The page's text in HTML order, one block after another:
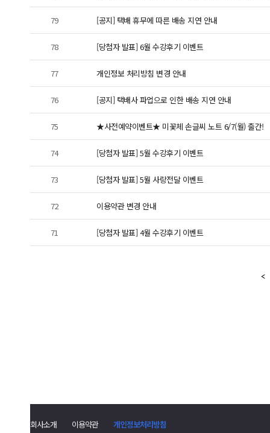
79 [공지] 택배 휴무에 따른 배송 지연 안내
78 [당첨자 발표] 6월 수강후기 이벤트
77 개인정보 처리방침 변경 안내
76 [공지] 택배사 파업으로 인한 배송 지연 안내
75 ★사전예약이벤트★ 미꽃체 손글씨 노트 6/7(월) 출간!
74 [당첨자 발표] 5월 수강후기 이벤트
73 [당첨자 발표] 5월 사랑전달 이벤트
72 이용약관 변경 안내
71 [당첨자 발표] 4월 수강후기 이벤트
회사소개 이용약관 개인정보처리방침